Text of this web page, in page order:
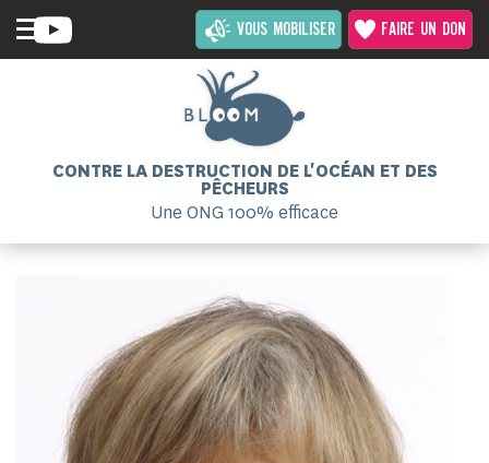
CONTRE LA DESTRUCTION DE L'OCÉAN ET DES
PÊCHEURS
Une ONG 100% efficace
VOUS MOBILISER FAIRE UN DON